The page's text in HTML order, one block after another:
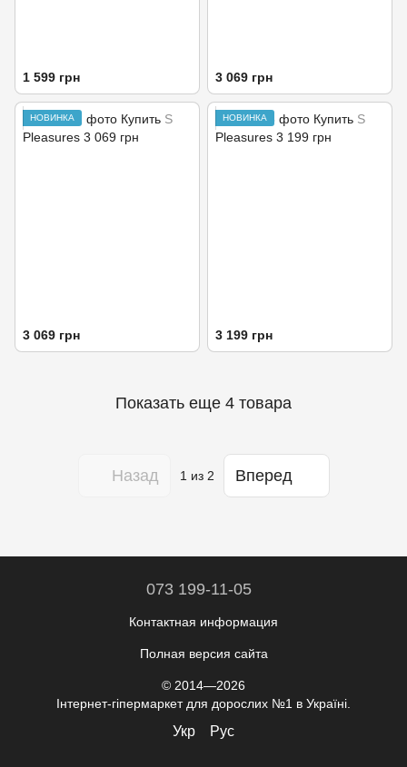
1 599 грн 3 069 грн
НОВИНКА
3 069 грн
НОВИНКА
3 199 грн
Показать еще 4 товара
Назад 1из 2 Вперед
073 199-11-05
Контактная информация
Полная версия сайта
© 2014—2026
Інтернет-гіпермаркет для дорослих №1 в Україні.
Укр Рус